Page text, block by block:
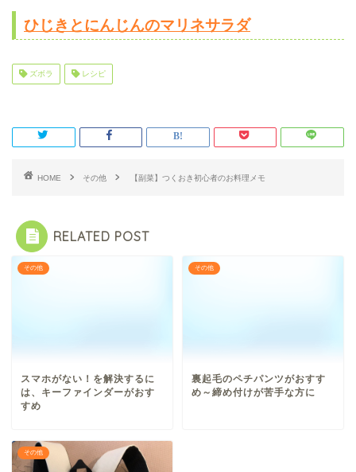
ひじきとにんじんのマリネサラダ
ズボラ レシピ
HOME その他 【副菜】つくおき初心者のお料理メモ
RELATED POST
その他
スマホがない！を解決するに
は、キーファインダーがおす
すめ
その他
裏起毛のペチパンツがおすす
め～締め付けが苦手な方に
その他